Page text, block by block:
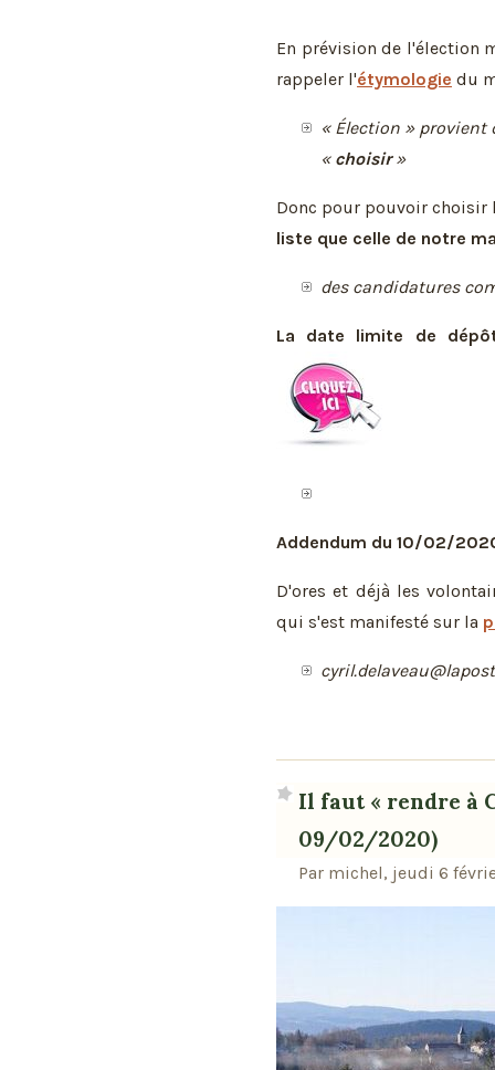
En prévision de l'élection
rappeler l'étymologie du
« Élection » provient
« choisir»
Donc pour pouvoir
liste que celle de notre
des candidatures
La date limite de
Addendum du 10/02/
D'ores et déjà les
qui s'est manifesté sur la
Il faut « rendre à
09/02/2020)
Par michel, jeudi 6